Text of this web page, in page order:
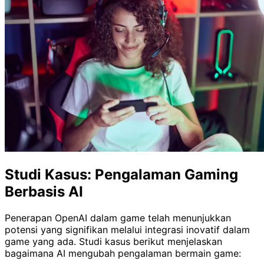
Studi Kasus: Pengalaman Gaming
Berbasis AI
Penerapan OpenAI dalam game telah menunjukkan
potensi yang signifikan melalui integrasi inovatif dalam
game yang ada. Studi kasus berikut menjelaskan
bagaimana AI mengubah pengalaman bermain game: